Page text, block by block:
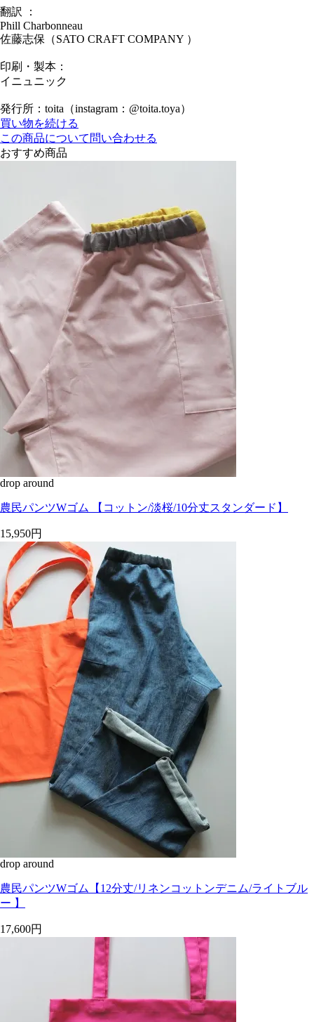
翻訳 ：
Phill Charbonneau
佐藤志保（SATO CRAFT COMPANY ）
印刷・製本：
イニュニック
発行所：toita（instagram：@toita.toya）
買い物を続ける
この商品について問い合わせる
おすすめ商品
drop around
農民パンツWゴム 【コットン/淡桜/10分丈スタンダード】
15,950円
drop around
農民パンツWゴム【12分丈/リネンコットンデニム/ライトブル
ー 】
17,600円